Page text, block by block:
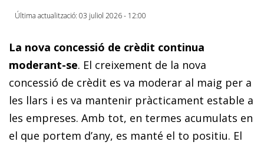
Última actualització: 03 juliol 2026 - 12:00
La nova concessió de crèdit continua
moderant-se. El creixement de la nova
concessió de crèdit es va moderar al maig per a
les llars i es va mantenir pràcticament estable a
les empreses. Amb tot, en termes acumulats en
el que portem d’any, es manté el to positiu. El